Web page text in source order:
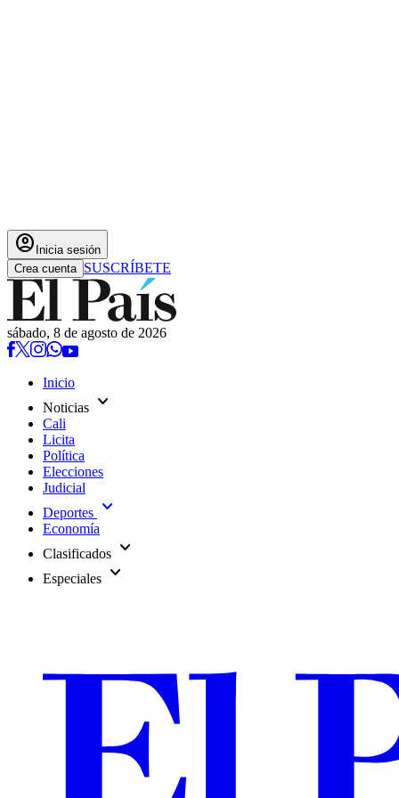
account_circle Inicia sesión
Crea cuenta SUSCRÍBETE
sábado, 8 de agosto de 2026
Inicio
Noticias expand_more
Cali
Licita
Política
Elecciones
Judicial
Deportes expand_more
Economía
Clasificados expand_more
Especiales expand_more